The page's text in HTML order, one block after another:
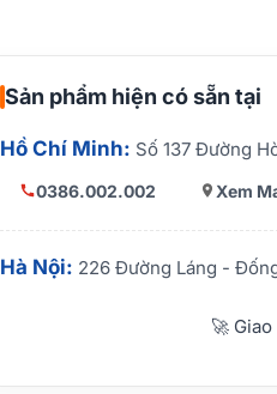
Sản phẩm hiện có sẵn tại
Hồ Chí Minh: Số 137 Đường
0386.002.002 Xem
Hà Nội: 226 Đường Láng -
🚀